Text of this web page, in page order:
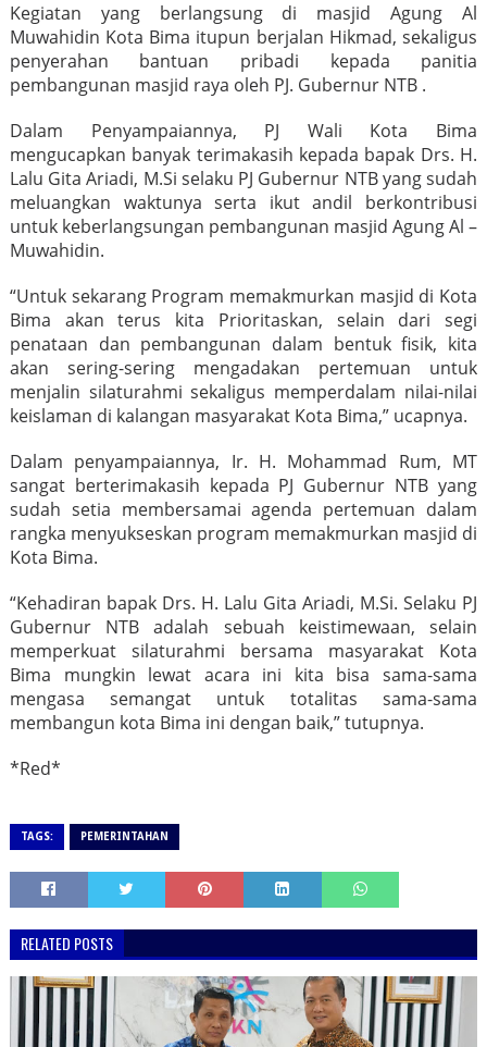
Kegiatan yang berlangsung di masjid Agung Al
Muwahidin Kota Bima itupun berjalan Hikmad, sekaligus
penyerahan bantuan pribadi kepada panitia
pembangunan masjid raya oleh PJ. Gubernur NTB .
Dalam Penyampaiannya, PJ Wali Kota Bima
mengucapkan banyak terimakasih kepada bapak Drs. H.
Lalu Gita Ariadi, M.Si selaku PJ Gubernur NTB yang sudah
meluangkan waktunya serta ikut andil berkontribusi
untuk keberlangsungan pembangunan masjid Agung Al –
Muwahidin.
“Untuk sekarang Program memakmurkan masjid di Kota
Bima akan terus kita Prioritaskan, selain dari segi
penataan dan pembangunan dalam bentuk fisik, kita
akan sering-sering mengadakan pertemuan untuk
menjalin silaturahmi sekaligus memperdalam nilai-nilai
keislaman di kalangan masyarakat Kota Bima,” ucapnya.
Dalam penyampaiannya, Ir. H. Mohammad Rum, MT
sangat berterimakasih kepada PJ Gubernur NTB yang
sudah setia membersamai agenda pertemuan dalam
rangka menyukseskan program memakmurkan masjid di
Kota Bima.
“Kehadiran bapak Drs. H. Lalu Gita Ariadi, M.Si. Selaku PJ
Gubernur NTB adalah sebuah keistimewaan, selain
memperkuat silaturahmi bersama masyarakat Kota
Bima mungkin lewat acara ini kita bisa sama-sama
mengasa semangat untuk totalitas sama-sama
membangun kota Bima ini dengan baik,” tutupnya.
*Red*
TAGS: PEMERINTAHAN
RELATED POSTS